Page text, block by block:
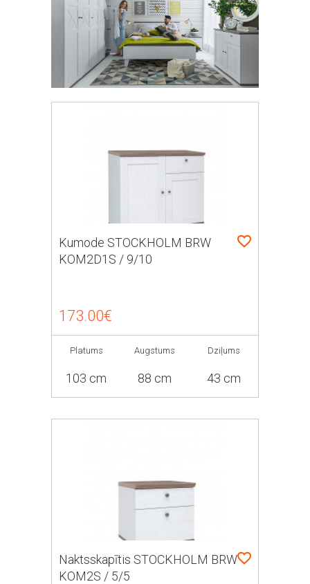
Kumode STOCKHOLM BRW
KOM2D1S / 9/10
173.00€
Platums
103 cm
Augstums
88 cm
Dziļums
43 cm
Naktsskapītis STOCKHOLM BRW
KOM2S / 5/5